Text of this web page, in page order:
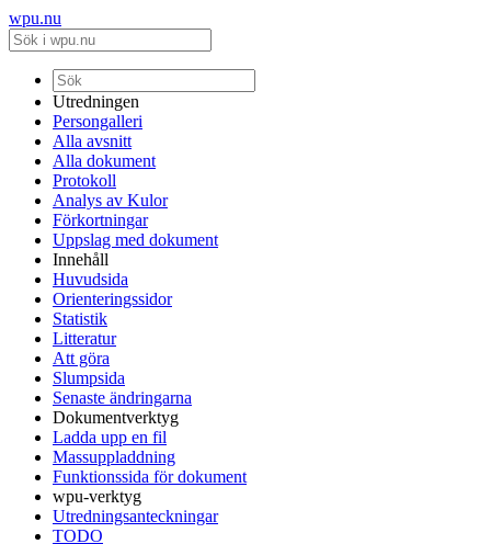
wpu.nu
Utredningen
Persongalleri
Alla avsnitt
Alla dokument
Protokoll
Analys av Kulor
Förkortningar
Uppslag med dokument
Innehåll
Huvudsida
Orienteringssidor
Statistik
Litteratur
Att göra
Slumpsida
Senaste ändringarna
Dokumentverktyg
Ladda upp en fil
Massuppladdning
Funktionssida för dokument
wpu-verktyg
Utredningsanteckningar
TODO